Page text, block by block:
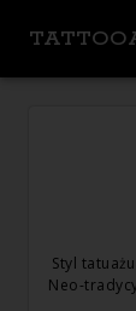
Styl tatuażu
Neo-